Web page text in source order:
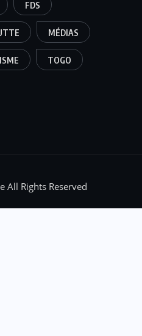
FDS
MÉDIAS
TOGO
All Rights Reserved